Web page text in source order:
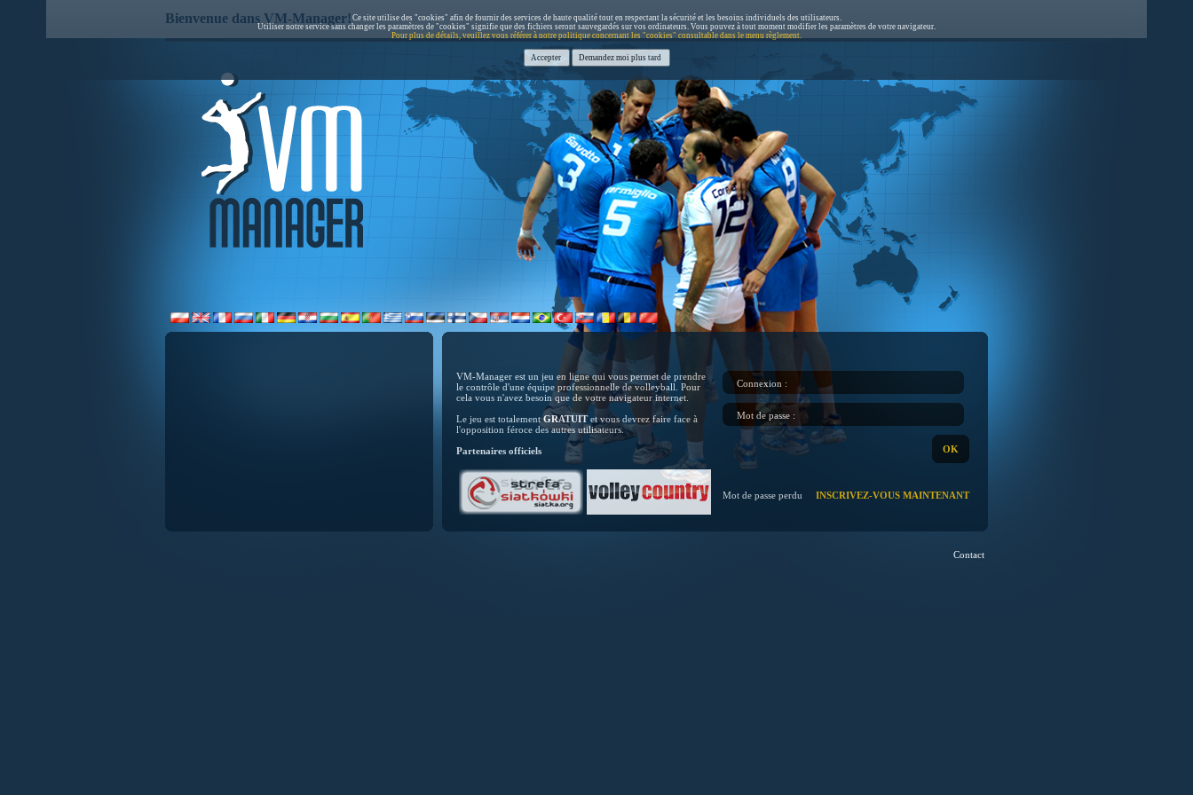
Bienvenue dans VM-Manager!
VM-Manager est un jeu en ligne qui vous permet de prendre
le contrôle d'une équipe professionnelle de volleyball. Pour
cela vous n'avez besoin que de votre navigateur internet.
Le jeu est totalementGRATUITet vous devrez faire face à
l'opposition féroce des autres utilisateurs.
Partenaires officiels
Connexion :
Mot de passe :
Mot de passe perdu INSCRIVEZ-VOUS MAINTENANT
Contact
Ce site utilise des "cookies" afin de fournir des services de haute qualité tout en respectant la sécurité et les besoins individuels des utilisateurs.
Utiliser notre service sans changer les paramètres de "cookies" signifie que des fichiers seront sauvegardés sur vos ordinateurs. Vous pouvez à tout moment modifier les paramètres de votre navigateur.
Pour plus de détails, veuillez vous référer à notre politique concernant les "cookies" consultable dans le menu règlement.